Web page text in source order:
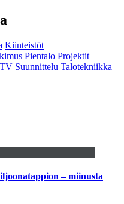
Kiinteistöt
Pientalo Projektit
Suunnittelu Talotekniikka
– miinusta